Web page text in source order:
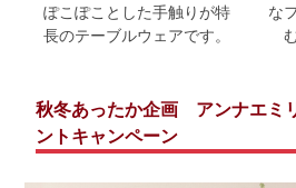
ぽこぽことした手触りが特
長のテーブルウェアです。
な
秋冬あったか企画 アンナエミ
ントキャンペーン